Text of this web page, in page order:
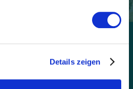
Details zeigen
près de Lyon
1/8